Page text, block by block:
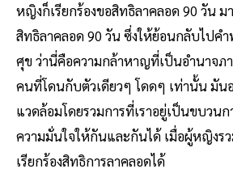
หญิงก็เรียกร้องขอสิทธิลาคลอด 90 วัน ม
สิทธิลาคลอด 90 วัน ซึ่งให้ย้อนกลับไป
ศุข ว่านี่คือความกล้าหาญที่เป็นอำนาจภ
คนที่โดนกับตัวเดียวๆ โดดๆ เท่านั้น มัน
แวดล้อมโดยรวมการที่เราอยู่เป็นขบวนก
ความมั่นใจให้กันและกันได้ เมื่อผู้หญิงรว
เรียกร้องสิทธิการลาคลอดได้